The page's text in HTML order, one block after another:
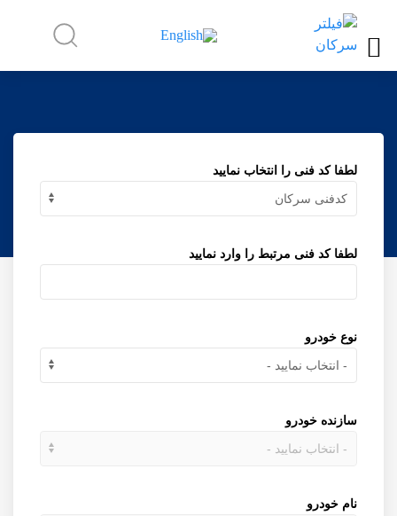
لطفا کد فنی را انتخاب نمایید
لطفا کد فنی مرتبط را وارد نمایید
نوع خودرو
سازنده خودرو
نام خودرو